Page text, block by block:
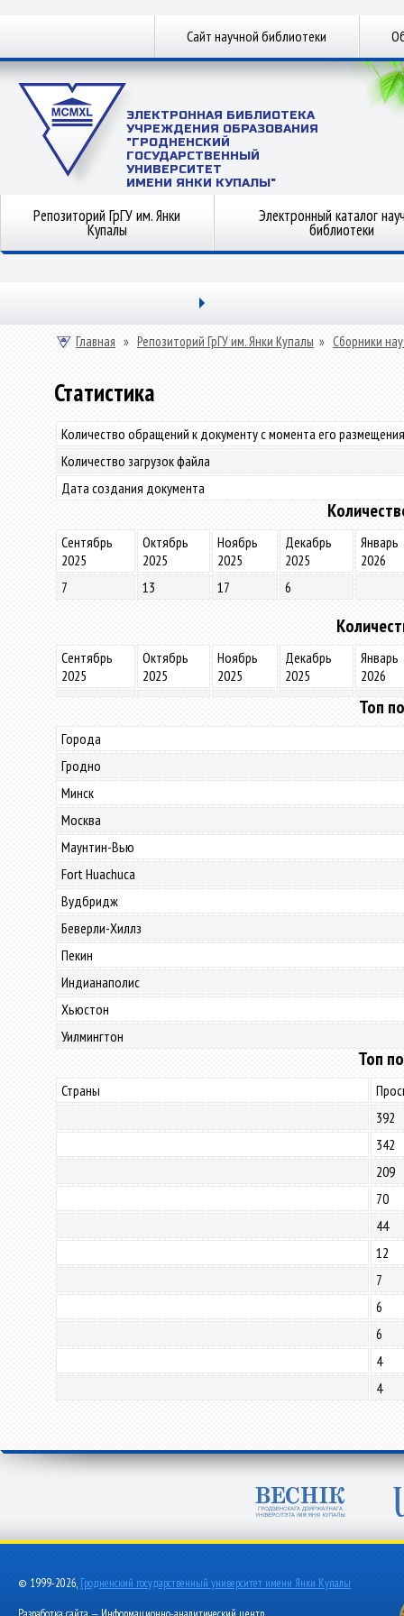
Сайт научной библиотеки
ЭЛЕКТРОННАЯ БИБЛИОТЕКА
УЧРЕЖДЕНИЯ ОБРАЗОВАНИЯ
"ГРОДНЕНСКИЙ
ГОСУДАРСТВЕННЫЙ
УНИВЕРСИТЕТ
ИМЕНИ ЯНКИ КУПАЛЫ"
Репозиторий ГрГУ им. Янки
Купалы
Электронный каталог
библиотеки
Главная » Репозиторий ГрГУ им. Янки Купалы » Сборники
Статистика
Количество обращений к документу с момента его
Количество загрузок файла
Дата создания документа
Сентябрь
2025
Октябрь
2025
Ноябрь
2025
Декабрь
2025
Январь
2026
7
13 17 6
Сентябрь
2025
Октябрь
2025
Ноябрь
2025
Декабрь
2025
Январь
2026
Топ
Города
Гродно
Минск
Москва
Маунтин-Вью
Fort Huachuca
Вудбридж
Беверли-Хиллз
Пекин
Индианаполис
Хьюстон
Уилмингтон
Топ
Страны
392
342
209
70
44
12
7
6
6
4
4
© 1999-2026, Гродненский государственный университет имени Янки Купалы